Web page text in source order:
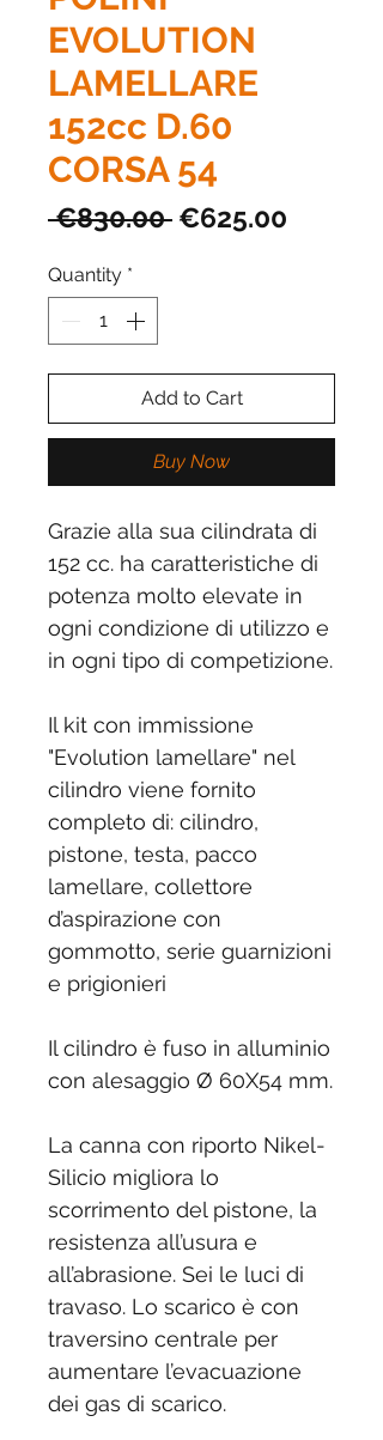
EVOLUTION
LAMELLARE
152cc D.60
CORSA 54
€830.00 Regular
€625.00
Quantity *
Add to Cart
Buy Now
Grazie alla sua cilindrata di
152 cc. ha caratteristiche di
potenza molto elevate in
ogni condizione di utilizzo e
in ogni tipo di competizione.
Il kit con immissione
"Evolution lamellare" nel
cilindro viene fornito
completo di: cilindro,
pistone, testa, pacco
lamellare, collettore
d’aspirazione con
gommotto, serie guarnizioni
e prigionieri
Il cilindro è fuso in alluminio
con alesaggio Ø 60X54 mm.
La canna con riporto Nikel-
Silicio migliora lo
scorrimento del pistone, la
resistenza all’usura e
all’abrasione. Sei le luci di
travaso. Lo scarico è con
traversino centrale per
aumentare l’evacuazione
dei gas di scarico.